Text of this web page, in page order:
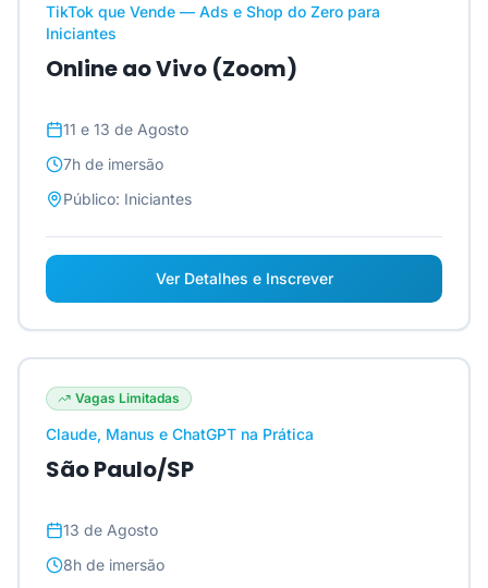
TikTok que Vende — Ads e Shop do Zero para
Iniciantes
Online ao Vivo (Zoom)
11 e 13 de Agosto
7h de imersão
Público: Iniciantes
Ver Detalhes e Inscrever
Vagas Limitadas
Claude, Manus e ChatGPT na Prática
São Paulo/SP
13 de Agosto
8h de imersão